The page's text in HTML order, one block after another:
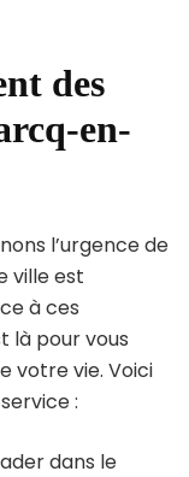
des
en-
l’urgence de
ville est
à ces
là pour vous
votre vie. Voici
:
dans le